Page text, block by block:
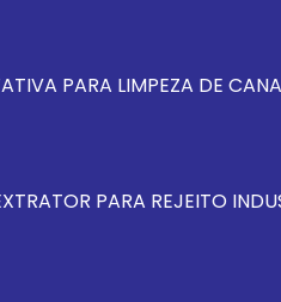
PARA LIMPEZA DE
PARA REJEITO